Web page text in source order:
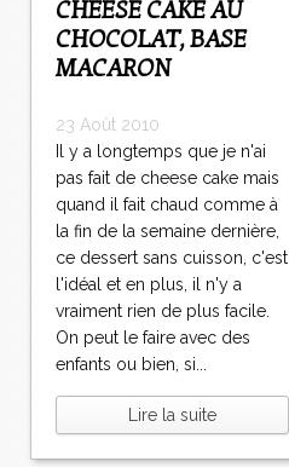
CHEESE CAKE AU
CHOCOLAT, BASE
MACARON
23 Août 2010
Il y a longtemps que je n'ai
pas fait de cheese cake mais
quand il fait chaud comme à
la fin de la semaine dernière,
ce dessert sans cuisson, c'est
l'idéal et en plus, il n'y a
vraiment rien de plus facile.
On peut le faire avec des
enfants ou bien, si...
Lire la suite